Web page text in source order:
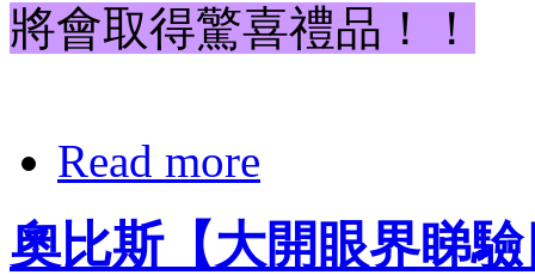
將會取得驚喜禮品！！
Read more
奧比斯【大開眼界睇